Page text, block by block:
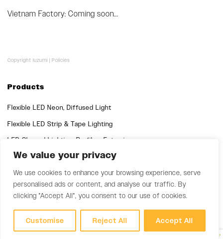
We value your privacy
We use cookies to enhance your browsing experience, serve
personalised ads or content, and analyse our traffic. By
clicking "Accept All", you consent to our use of cookies.
Customise Reject All Accept All
Vietnam Factory: Coming soon...
Copyright luzumi | Policies
Products
Flexible LED Neon, Diffused Light
Flexible LED Strip & Tape Lighting
LED Channel Lighting, Profiles, Extrusions
Quick Links
Support